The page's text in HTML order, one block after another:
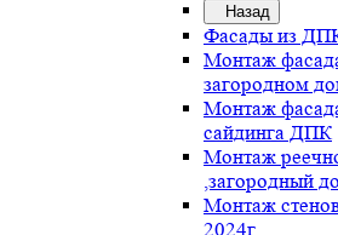
Назад
Фасады из
Монтаж
загородном
Монтаж
сайдинга ДПК
Монтаж
,загородный
Монтаж
2024г